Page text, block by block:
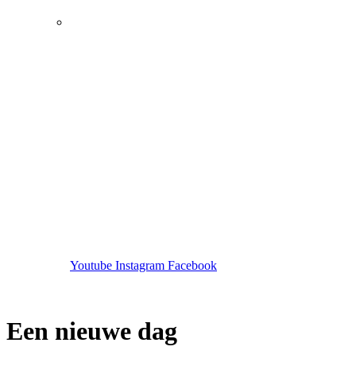
Youtube Instagram Facebook
Een nieuwe dag